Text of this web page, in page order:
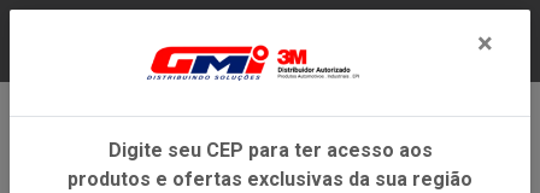
DENTRO DO ESTADO DE MINAS GERAIS.
×
Digite seu CEP para ter acesso aos
produtos e ofertas exclusivas da sua região